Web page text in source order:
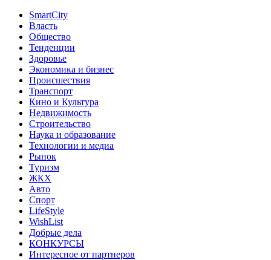
SmartCity
Власть
Общество
Тенденции
Здоровье
Экономика и бизнес
Происшествия
Транспорт
Кино и Культура
Недвижимость
Строительство
Наука и образование
Технологии и медиа
Рынок
Туризм
ЖКХ
Авто
Спорт
LifeStyle
WishList
Добрые дела
КОНКУРСЫ
Интересное от партнеров